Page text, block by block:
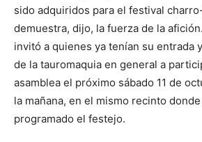
sido adquiridos para el festival
demuestra, dijo, la fuerza de la
invitó a quienes ya tenían su entrada
de la tauromaquia en general a
asamblea el próximo sábado 11 de
la mañana, en el mismo recinto
programado el festejo.